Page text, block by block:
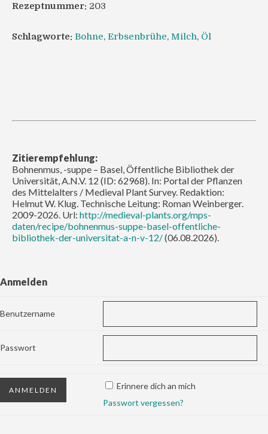
Rezeptnummer: 203
Schlagworte: Bohne, Erbsenbrühe, Milch, Öl
Zitierempfehlung:
Bohnenmus, -suppe – Basel, Öffentliche Bibliothek der
Universität, A.N.V. 12 (ID: 62968). In: Portal der Pflanzen
des Mittelalters / Medieval Plant Survey. Redaktion:
Helmut W. Klug. Technische Leitung: Roman Weinberger.
2009-2026. Url: http://medieval-plants.org/mps-
daten/recipe/bohnenmus-suppe-basel-offentliche-
bibliothek-der-universitat-a-n-v-12/(06.08.2026).
Anmelden
Benutzername
Passwort
Erinnere dich an mich
Passwort vergessen?